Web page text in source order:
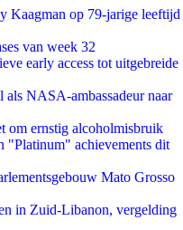
Kaagman op 79-jarige leeftijd
van week 32
early access tot uitgebreide
NASA-ambassadeur naar
om ernstig alcoholmisbruik
achievements dit
Mato Grosso
in Zuid-Libanon, vergelding